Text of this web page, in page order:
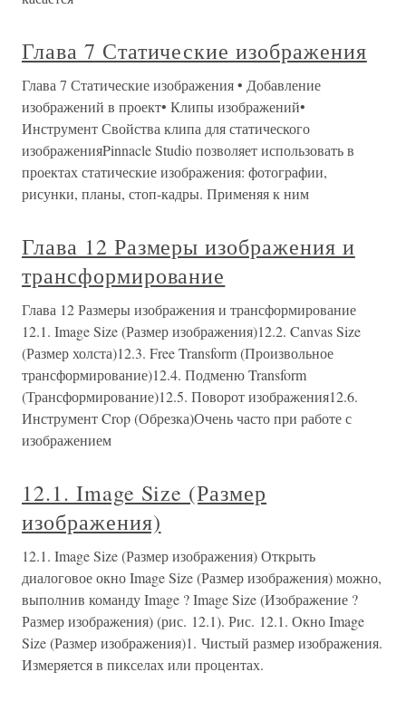
Глава 7 Статические изображения
Глава 7 Статические изображения • Добавление
изображений в проект• Клипы изображений•
Инструмент Свойства клипа для статического
изображенияPinnacle Studio позволяет использовать в
проектах статические изображения: фотографии,
рисунки, планы, стоп-кадры. Применяя к ним
Глава 12 Размеры изображения и
трансформирование
Глава 12 Размеры изображения и трансформирование
12.1. Image Size (Размер изображения)12.2. Canvas Size
(Размер холста)12.3. Free Transform (Произвольное
трансформирование)12.4. Подменю Transform
(Трансформирование)12.5. Поворот изображения12.6.
Инструмент Crop (Обрезка)Очень часто при работе с
изображением
12.1. Image Size (Размер
изображения)
12.1. Image Size (Размер изображения) Открыть
диалоговое окно Image Size (Размер изображения) можно,
выполнив команду Image ? Image Size (Изображение ?
Размер изображения) (рис. 12.1). Рис. 12.1. Окно Image
Size (Размер изображения)1. Чистый размер изображения.
Измеряется в пикселах или процентах.